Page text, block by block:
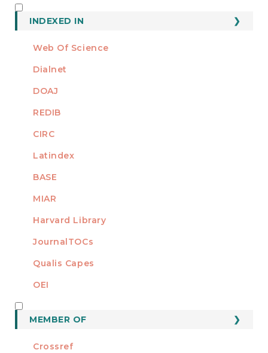
INDEXED IN
Web Of Science
Dialnet
DOAJ
REDIB
CIRC
Latindex
BASE
MIAR
Harvard Library
JournalTOCs
Qualis Capes
OEI
MEMBER OF
Crossref